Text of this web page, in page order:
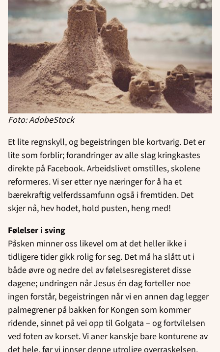
Foto: AdobeStock
Et lite regnskyll, og begeistringen ble kortvarig. Det er
lite som forblir; forandringer av alle slag kringkastes
direkte på Facebook. Arbeidslivet omstilles, skolene
reformeres. Vi ser etter nye næringer for å ha et
bærekraftig velferdssamfunn også i fremtiden. Det
skjer nå, hev hodet, hold pusten, heng med!
Følelser i sving
Påsken minner oss likevel om at det heller ikke i
tidligere tider gikk rolig for seg. Det må ha slått ut i
både øvre og nedre del av følelsesregisteret disse
dagene; undringen når Jesus én dag forteller noe
ingen forstår, begeistringen når vi en annen dag legger
palmegrener på bakken for Kongen som kommer
ridende, sinnet på vei opp til Golgata – og fortvilelsen
ved foten av korset. Vi aner kanskje bare konturene av